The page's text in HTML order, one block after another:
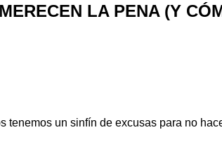
LA PENA (Y
tenemos un sinfín de excusas para no